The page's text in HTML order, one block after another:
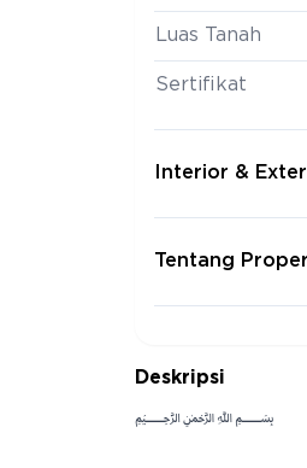
Luas Tanah
Sertifikat
Interior &
Tentang
Deskripsi
﷽